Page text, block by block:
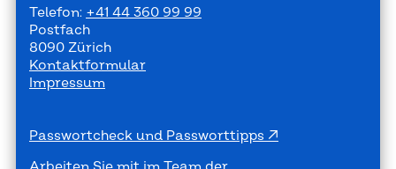
Telefon: +41 44 360 99 99
Postfach
8090 Zürich
Kontaktformular
Impressum
Passwortcheck und Passworttipps